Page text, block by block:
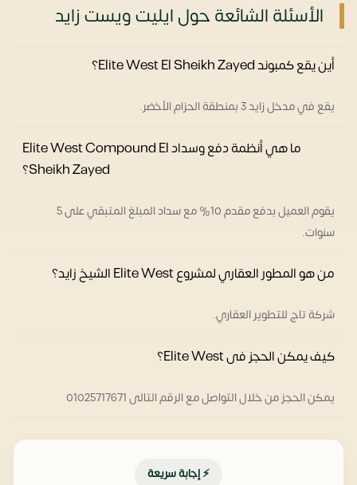
الأسئلة الشائعة حول ايليت ويست زايد
أين يقع كمبوند Elite West El Sheikh Zayed؟
يقع في مدخل زايد 3 بمنطقة الحزام الأخضر.
ما هي أنظمة دفع وسداد Elite West Compound El
Sheikh Zayed؟
يقوم العميل بدفع مقدم 10% مع سداد المبلغ المتبقي على 5
سنوات.
من هو المطور العقاري لمشروع Elite West الشيخ زايد؟
شركة تاج للتطوير العقاري.
كيف يمكن الحجز فى Elite West؟
يمكن الحجز من خلال التواصل مع الرقم التالى 01025717671
⚡ إجابة سريعة